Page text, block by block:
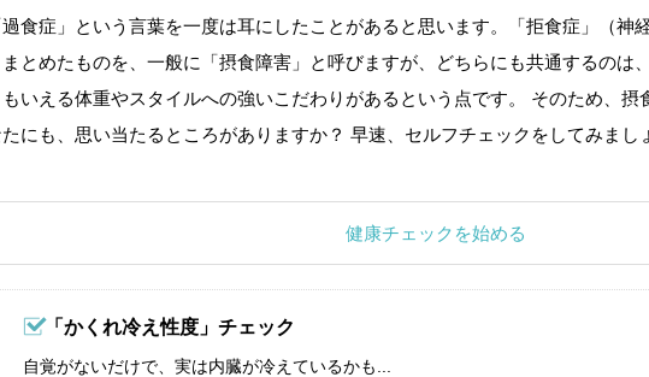
過食症」という言葉を一度は耳にしたことがあると思います。「拒食症」（神
とめたものを、一般に「摂食障害」と呼びますが、どちらにも共通するのは
いえる体重やスタイルへの強いこだわりがあるという点です。 そのため、摂
にも、思い当たるところがありますか？ 早速、セルフチェックをしてみまし
健康チェックを始める
「かくれ冷え性度」チェック
自覚がないだけで、実は内臓が冷えているかも...